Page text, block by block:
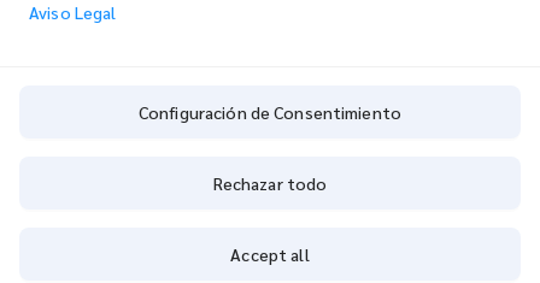
CONDICIONES DE INFORMACIÓN DE ÁLTALÁNOS
Aviso Legal
Configuración de Consentimiento
Rechazar todo
Accept all